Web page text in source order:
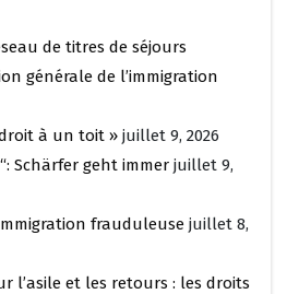
de titres de séjours
générale de l’immigration
à un toit » juillet 9, 2026
Schärfer geht immer juillet 9,
frauduleuse juillet 8,
l’asile et les retours : les droits